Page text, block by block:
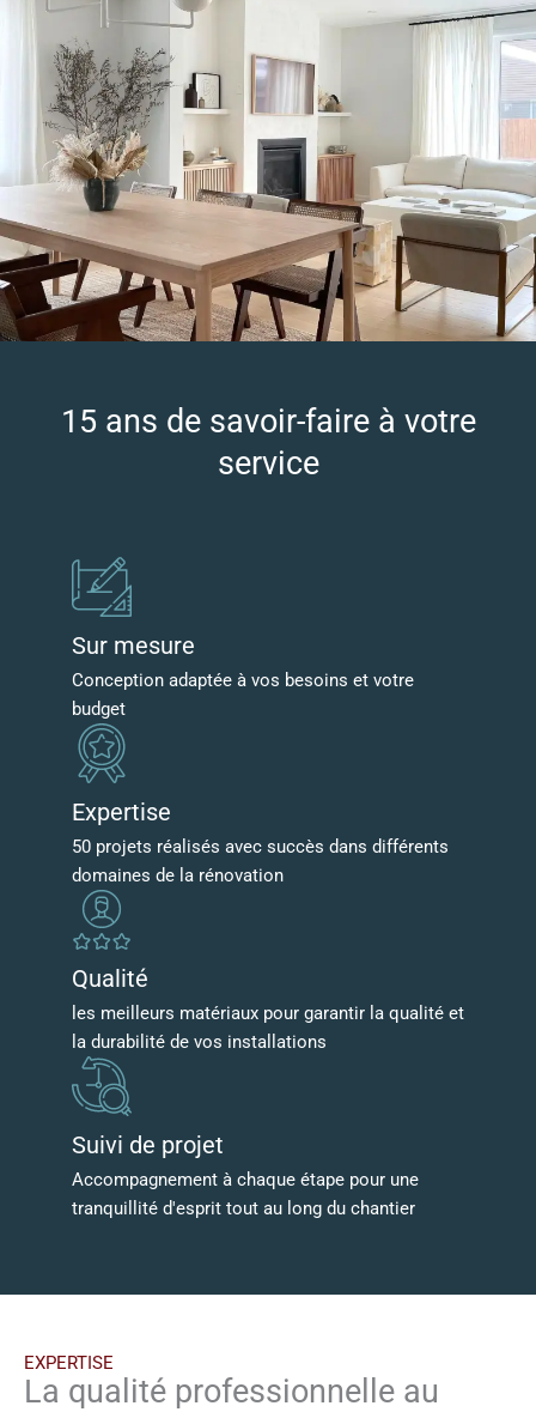
15 ans de savoir-faire à votre
service
Sur mesure
Conception adaptée à vos besoins et votre
budget
Expertise
50 projets réalisés avec succès dans différents
domaines de la rénovation
Qualité
les meilleurs matériaux pour garantir la qualité et
la durabilité de vos installations
Suivi de projet
Accompagnement à chaque étape pour une
tranquillité d'esprit tout au long du chantier
EXPERTISE
La qualité professionnelle au